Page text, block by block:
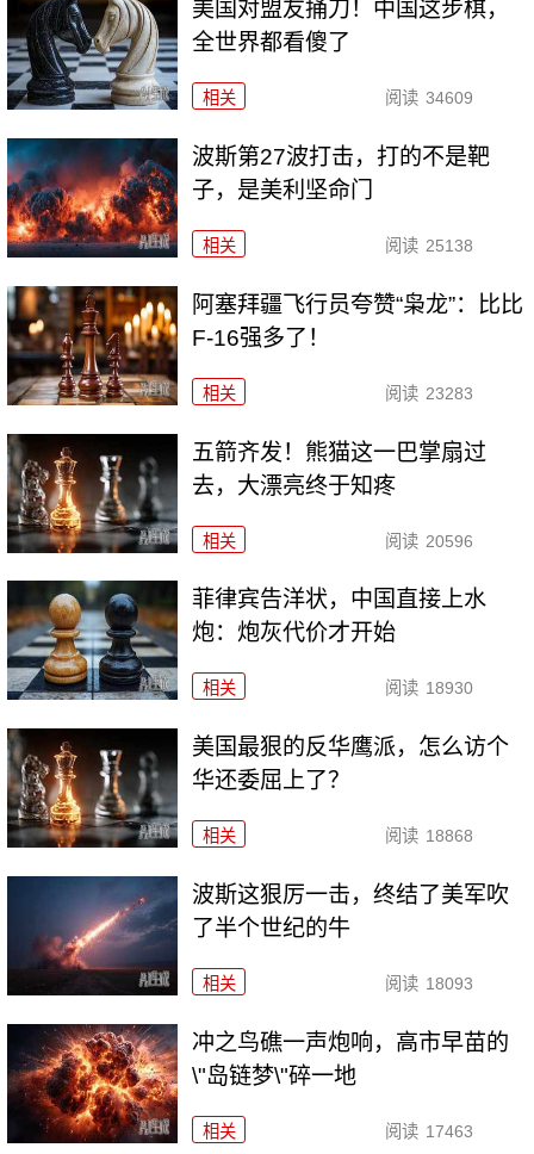
美国对盟友捅刀！中国这步棋，
全世界都看傻了
相关 阅读 34609
波斯第27波打击，打的不是靶
子，是美利坚命门
相关 阅读 25138
阿塞拜疆飞行员夸赞“枭龙”：比比
F-16强多了！
相关 阅读 23283
五箭齐发！熊猫这一巴掌扇过
去，大漂亮终于知疼
相关 阅读 20596
菲律宾告洋状，中国直接上水
炮：炮灰代价才开始
相关 阅读 18930
美国最狠的反华鹰派，怎么访个
华还委屈上了？
相关 阅读 18868
波斯这狠厉一击，终结了美军吹
了半个世纪的牛
相关 阅读 18093
冲之鸟礁一声炮响，高市早苗的
\"岛链梦\"碎一地
相关 阅读 17463